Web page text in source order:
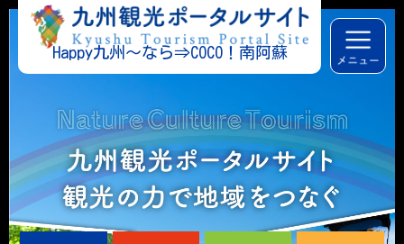
Happy九州～なら⇒COCO！南阿蘇